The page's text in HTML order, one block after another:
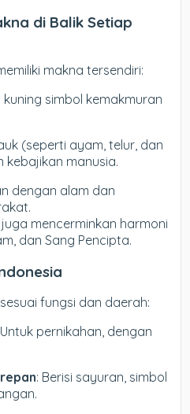
di Balik Setiap
makna tersendiri:
kuning simbol kemakmuran
(seperti ayam, telur, dan
kebajikan manusia.
dengan alam dan
mencerminkan harmoni
dan Sang Pencipta.
fungsi dan daerah:
pernikahan, dengan
: Berisi sayuran, simbol